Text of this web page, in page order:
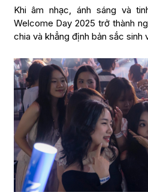
Khi âm nhạc, ánh sáng và
Welcome Day 2025 trở thành
chia và khẳng định bản sắc sinh